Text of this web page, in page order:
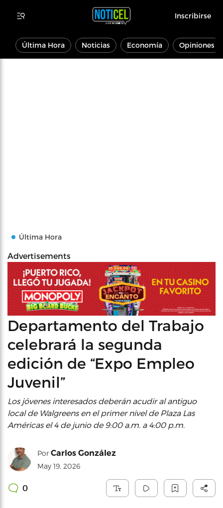
Inscribirse
Última Hora Noticias Economía Opiniones
Última Hora
Advertisements
Departamento del Trabajo
celebrará la segunda
edición de “Expo Empleo
Juvenil”
Los jóvenes interesados deberán acudir al antiguo
local de Walgreens en el primer nivel de Plaza Las
Américas el 4 de junio de 9:00 a.m. a 4:00 p.m.
Por Carlos González
May 19, 2026
0